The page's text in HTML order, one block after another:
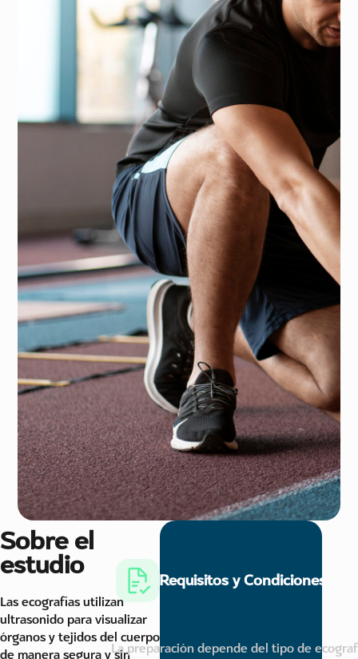
Sobre el
estudio
Las ecografías utilizan
ultrasonido para visualizar
órganos y tejidos del cuerpo
de manera segura y sin
Requisitos y Condiciones
La preparación depende del tipo de